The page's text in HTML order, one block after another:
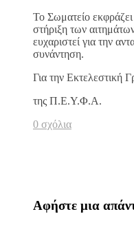
Το Σωματείο εκφράζει
στήριξη των
ευχαριστεί για την
συνάντηση.
Για την Εκτελεστική
της Π.Ε.Υ.Φ.Α.
0 σχόλια
Αφήστε μια